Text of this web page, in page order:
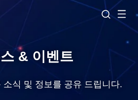
& 이벤트
소식 및 정보를 공유 드립니다.